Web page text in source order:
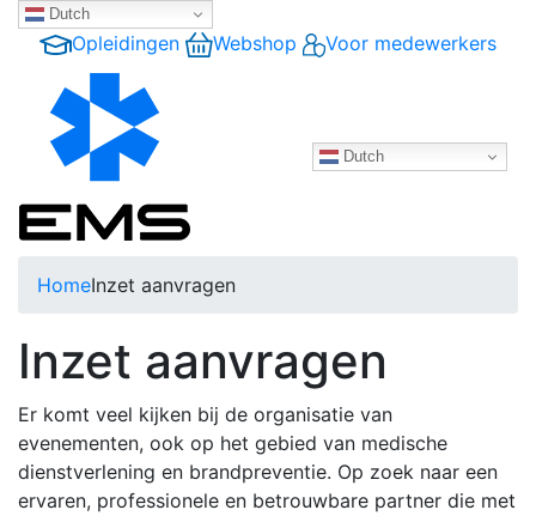
Dutch
Opleidingen Webshop Voor medewerkers
Dutch
HomeInzet aanvragen
Inzet aanvragen
Er komt veel kijken bij de organisatie van
evenementen, ook op het gebied van medische
dienstverlening en brandpreventie. Op zoek naar een
ervaren, professionele en betrouwbare partner die met